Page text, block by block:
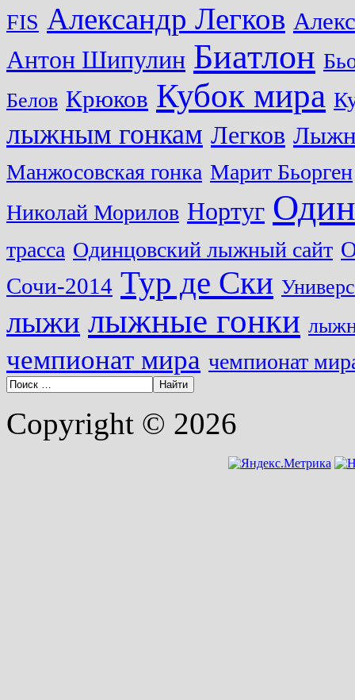
FIS Александр Легков
Антон Шипулин Биатлон
Белов Крюков Кубок мира
лыжным гонкам Легков
Манжосовская гонка Марит Бьорген
Николай Морилов Нортуг
трасса Одинцовский лыжный сайт
Сочи-2014 Тур де Ски
лыжи лыжные гонки
чемпионат мира чемпионат
Copyright © 2026